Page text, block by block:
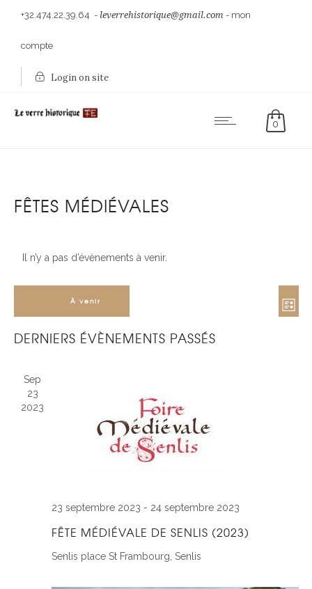
+32.474.22.39.64 - leverrehistorique@gmail.com - mon
compte
Login on site
0
FÊTES MÉDIÉVALES
Il n’y a pas d’évènements à venir.
PAR
DE
Liste
À venir
une
DERNIERS ÉVÈNEMENTS PASSÉS
Sep
23
2023
23 septembre 2023 - 24 septembre 2023
FÊTE MÉDIÉVALE DE SENLIS (2023)
Senlis place St Frambourg, Senlis